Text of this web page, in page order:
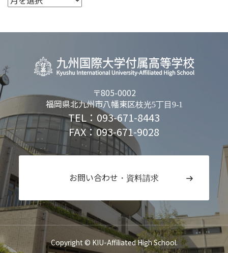
〒805-0002
福岡県北九州市八幡東区枝光5丁目9-1
TEL：093-671-8443
FAX：093-671-9028
お問い合わせ ・資料請求
Copyright © KIU-Affiliated High School.